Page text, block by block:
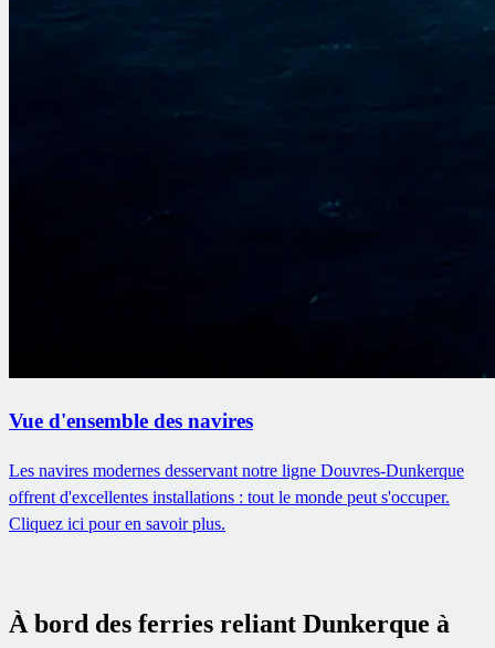
Vue d'ensemble des navires
Les navires modernes desservant notre ligne Douvres-Dunkerque
offrent d'excellentes installations : tout le monde peut s'occuper.
Cliquez ici pour en savoir plus.
À bord des ferries reliant Dunkerque à